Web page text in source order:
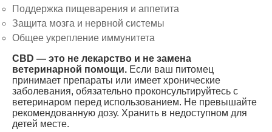
Поддержка пищеварения и аппетита
Защита мозга и нервной системы
Общее укрепление иммунитета
CBD — это не лекарство и не замена
ветеринарной помощи. Если ваш питомец
принимает препараты или имеет хронические
заболевания, обязательно проконсультируйтесь с
ветеринаром перед использованием. Не превышайте
рекомендованную дозу. Хранить в недоступном для
детей месте.